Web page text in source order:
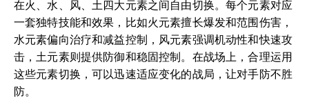
在火、水、风、土四大元素之间自由切换。每个元素对应
一套独特技能和效果，比如火元素擅长爆发和范围伤害，
水元素偏向治疗和减益控制，风元素强调机动性和快速攻
击，土元素则提供防御和稳固控制。在战场上，合理运用
这些元素切换，可以迅速适应变化的战局，让对手防不胜
防。